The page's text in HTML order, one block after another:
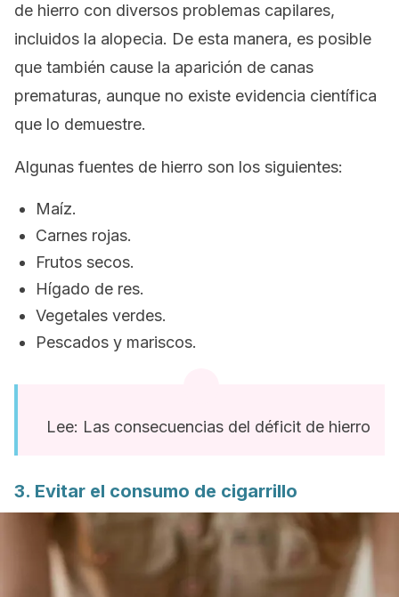
de hierro con diversos problemas capilares,
incluidos la alopecia. De esta manera, es posible
que también cause la aparición de canas
prematuras, aunque no existe evidencia científica
que lo demuestre.
Algunas fuentes de hierro son los siguientes:
Maíz.
Carnes rojas.
Frutos secos.
Hígado de res.
Vegetales verdes.
Pescados y mariscos.
Lee: Las consecuencias del déficit de hierro
3. Evitar el consumo de cigarrillo